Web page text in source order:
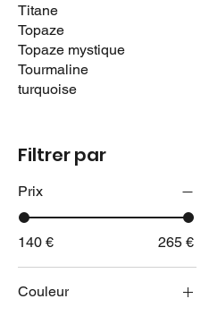
Titane
Topaze
Topaze mystique
Tourmaline
turquoise
Filtrer par
Prix
140 € 265 €
Couleur